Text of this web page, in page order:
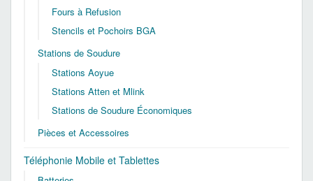
Fours à Refusion
Stencils et Pochoirs BGA
Stations de Soudure
Stations Aoyue
Stations Atten et Mlink
Stations de Soudure Économiques
Pièces et Accessoires
Téléphonie Mobile et Tablettes